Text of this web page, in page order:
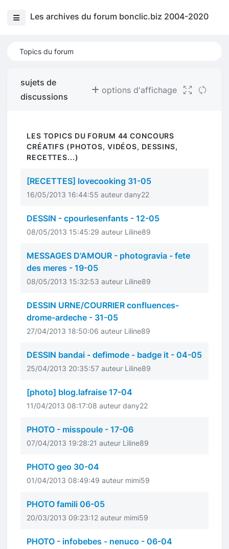
Les archives du forum bonclic.biz 2004-2020
Topics du forum
sujets de
discussions
options d'affichage
LES TOPICS DU FORUM 44 CONCOURS
CRÉATIFS (PHOTOS, VIDÉOS, DESSINS,
RECETTES...)
[RECETTES] lovecooking 31-05
16/05/2013 16:44:55 auteur dany22
DESSIN - cpourlesenfants - 12-05
08/05/2013 15:45:29 auteur Liline89
MESSAGES D'AMOUR - photogravia - fete
des meres - 19-05
08/05/2013 15:32:53 auteur Liline89
DESSIN URNE/COURRIER confluences-
drome-ardeche - 31-05
27/04/2013 18:50:06 auteur Liline89
DESSIN bandai - defimode - badge it - 04-05
25/04/2013 20:35:57 auteur Liline89
[photo] blog.lafraise 17-04
11/04/2013 08:17:08 auteur dany22
PHOTO - misspoule - 17-06
07/04/2013 19:28:21 auteur Liline89
PHOTO geo 30-04
01/04/2013 08:49:49 auteur mimi59
PHOTO famili 06-05
20/03/2013 09:23:12 auteur mimi59
PHOTO - infobebes - nenuco - 06-04